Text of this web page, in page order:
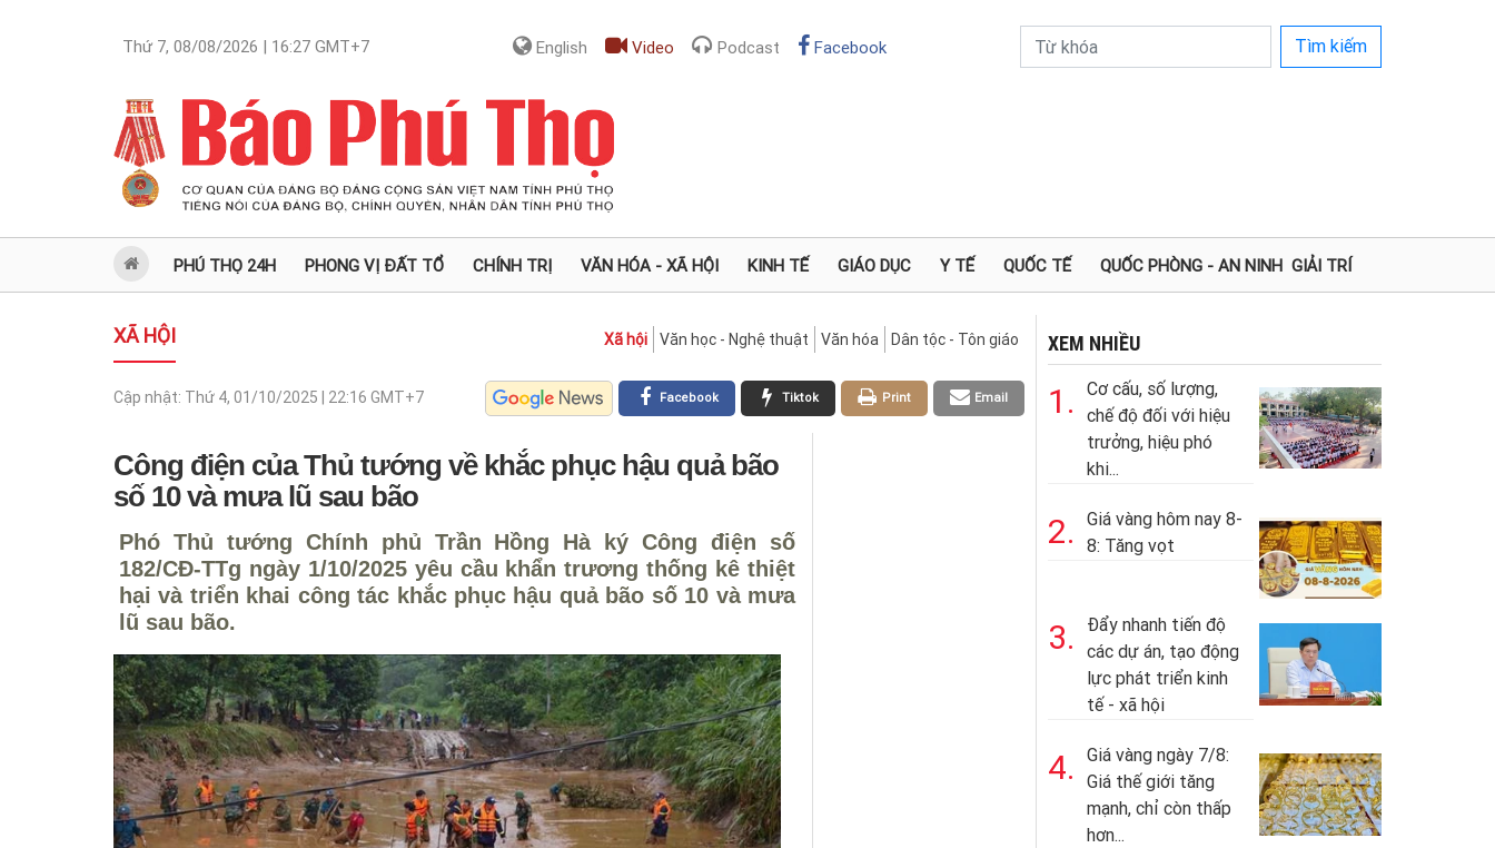
Thứ 7, 08/08/2026 | 16:27 GMT+7 English Video Podcast Facebook Tìm kiếm
PHÚ THỌ 24H PHONG VỊ ĐẤT TỔ CHÍNH TRỊ VĂN HÓA - XÃ HỘI KINH TẾ GIÁO DỤC Y TẾ QUỐC TẾ QUỐC PHÒNG - AN NINH GIẢI TRÍ
XÃ HỘI Xã hội Văn học - Nghệ thuật Văn hóa Dân tộc - Tôn giáo
Cập nhật: Thứ 4, 01/10/2025 | 22:16 GMT+7 Email
Print
Tiktok
Facebook
Công điện của Thủ tướng về khắc phục hậu quả bão
số 10 và mưa lũ sau bão
Phó Thủ tướng Chính phủ Trần Hồng Hà ký Công điện số
182/CĐ-TTg ngày 1/10/2025 yêu cầu khẩn trương thống kê thiệt
hại và triển khai công tác khắc phục hậu quả bão số 10 và mưa
lũ sau bão.
XEM NHIỀU
1.
Cơ cấu, số lượng,
chế độ đối với hiệu
trưởng, hiệu phó
khi...
2.
Giá vàng hôm nay 8-
8: Tăng vọt
3.
Đẩy nhanh tiến độ
các dự án, tạo động
lực phát triển kinh
tế - xã hội
4.
Giá vàng ngày 7/8:
Giá thế giới tăng
mạnh, chỉ còn thấp
hơn...